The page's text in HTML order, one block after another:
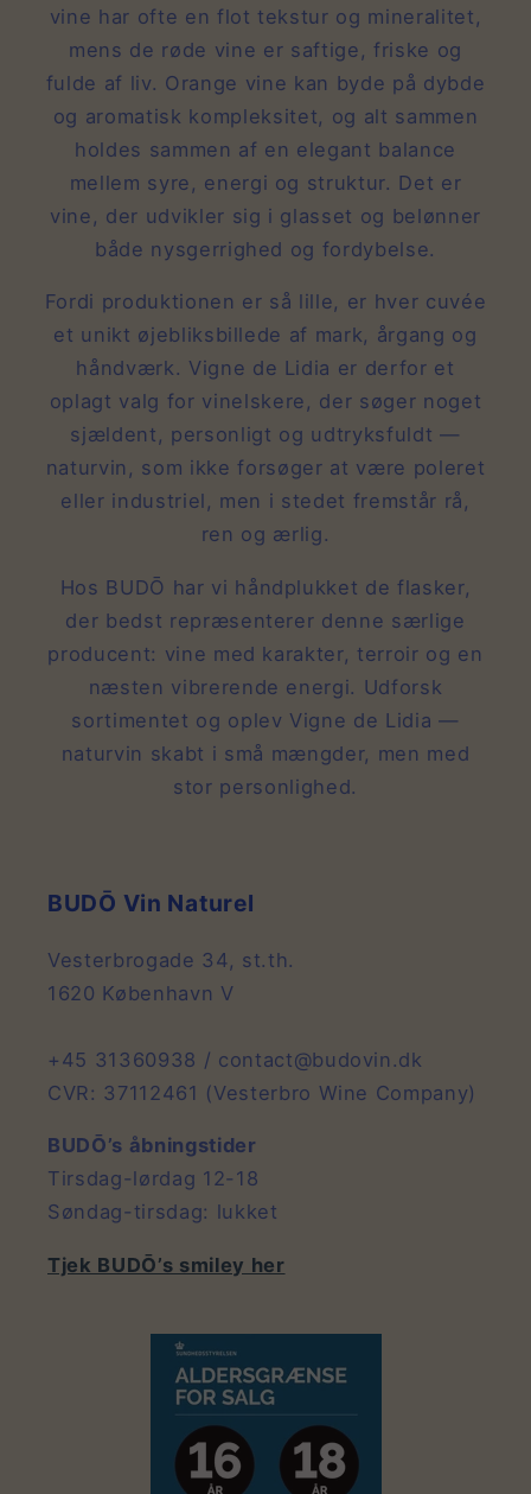
vine har ofte en flot tekstur og mineralitet,
mens de røde vine er saftige, friske og
fulde af liv. Orange vine kan byde på dybde
og aromatisk kompleksitet, og alt sammen
holdes sammen af en elegant balance
mellem syre, energi og struktur. Det er
vine, der udvikler sig i glasset og belønner
både nysgerrighed og fordybelse.
Fordi produktionen er så lille, er hver cuvée
et unikt øjebliksbillede af mark, årgang og
håndværk. Vigne de Lidia er derfor et
oplagt valg for vinelskere, der søger noget
sjældent, personligt og udtryksfuldt —
naturvin, som ikke forsøger at være poleret
eller industriel, men i stedet fremstår rå,
ren og ærlig.
Hos BUDŌ har vi håndplukket de flasker,
der bedst repræsenterer denne særlige
producent: vine med karakter, terroir og en
næsten vibrerende energi. Udforsk
sortimentet og oplev Vigne de Lidia —
naturvin skabt i små mængder, men med
stor personlighed.
BUDŌ Vin Naturel
Vesterbrogade 34, st.th.
1620 København V
+45 31360938 / contact@budovin.dk
CVR: 37112461 (Vesterbro Wine Company)
BUDŌ’s åbningstider
Tirsdag-lørdag 12-18
Søndag-tirsdag: lukket
Tjek BUDŌ’s smiley her